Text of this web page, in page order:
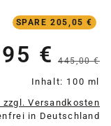
SPARE 205,05 €
€ 445,00 €
Inhalt: 100 ml
Versandkosten
in Deutschland